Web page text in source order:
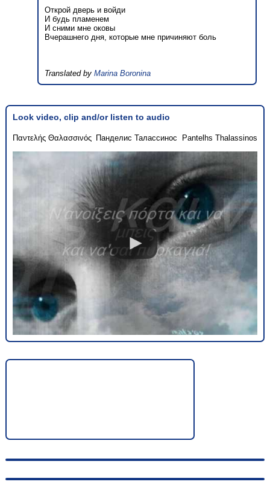
Открой дверь и войди
И будь пламенем
И сними мне оковы
Вчерашнего дня, которые мне причиняют боль
Translated byMarina Boronina
Look video, clip and/or listen to audio
Παντελής Θαλασσινός Панделис Талассинос Pantelhs Thalassinos